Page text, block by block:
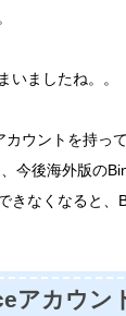
いましたね。。
カウントを持っ
今後海外版の
きなくなると、
アカウン